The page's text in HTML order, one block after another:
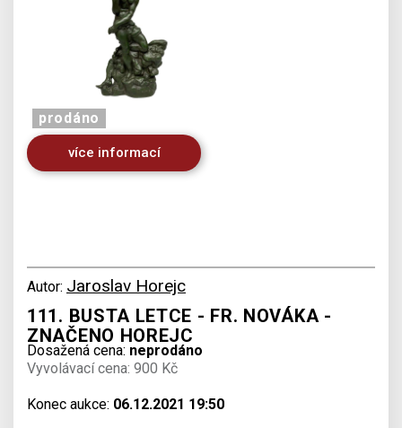
prodáno
více informací
Autor: Jaroslav Horejc
111. BUSTA LETCE - FR. NOVÁKA -
ZNAČENO HOREJC
Dosažená cena: neprodáno
Vyvolávací cena: 900 Kč
Konec aukce: 06.12.2021 19:50